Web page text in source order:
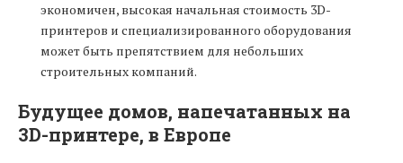
экономичен, высокая начальная стоимость 3D-
принтеров и специализированного оборудования
может быть препятствием для небольших
строительных компаний.
Будущее домов, напечатанных на
3D-принтере, в Европе